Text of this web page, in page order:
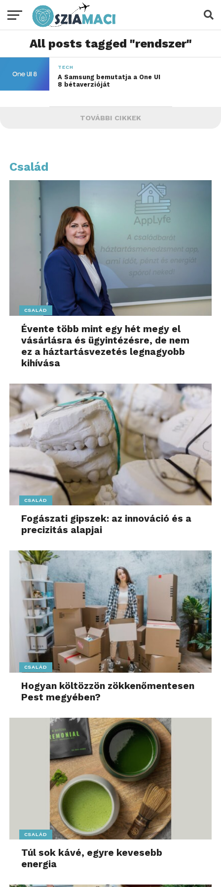
All posts tagged "rendszer"
TECH
A Samsung bemutatja a One UI
8 bétaverzióját
TOVÁBBI CIKKEK
Család
CSALÁD
Évente több mint egy hét megy el
vásárlásra és ügyintézésre, de nem
ez a háztartásvezetés legnagyobb
kihívása
CSALÁD
Fogászati gipszek: az innováció és a
precizitás alapjai
CSALÁD
Hogyan költözzön zökkenőmentesen
Pest megyében?
CSALÁD
Túl sok kávé, egyre kevesebb
energia